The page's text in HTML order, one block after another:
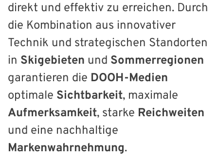
direkt und effektiv zu erreichen. Durch
die Kombination aus innovativer
Technik und strategischen Standorten
in Skigebieten und Sommerregionen
garantieren die DOOH-Medien
optimale Sichtbarkeit, maximale
Aufmerksamkeit, starke Reichweiten
und eine nachhaltige
Markenwahrnehmung.